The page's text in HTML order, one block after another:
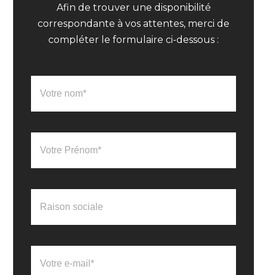
Afin de trouver une disponibilité
correspondante à vos attentes, merci de
compléter le formulaire ci-dessous :